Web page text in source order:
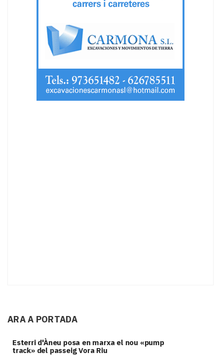
ARA A PORTADA
Esterri d'Àneu posa en marxa el nou «pump
track» del passeig Vora Riu